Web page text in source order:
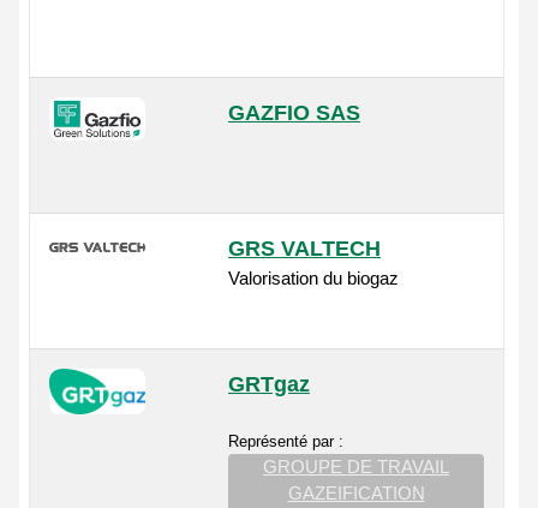
GAZFIO SAS
GRS VALTECH
Valorisation du biogaz
GRTgaz
Représenté par :
GROUPE DE TRAVAIL
GAZEIFICATION